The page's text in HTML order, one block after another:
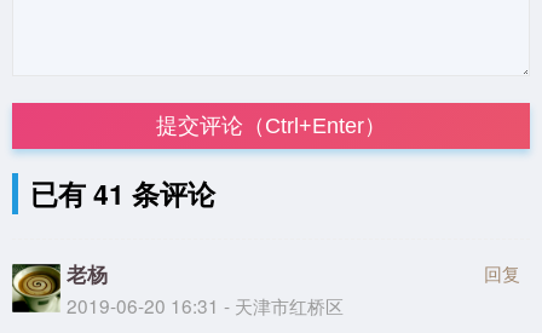
提交评论（Ctrl+Enter）
已有 41 条评论
老杨
2019-06-20 16:31 - 天津市红桥区
回复